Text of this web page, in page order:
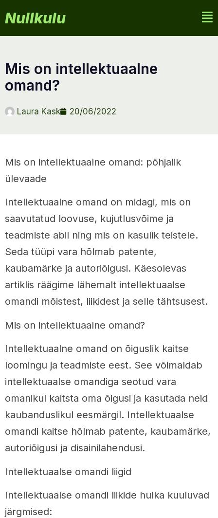
Nullkulu
mis on intellektuaalne
omand?
Laura Kask 20/06/2022
Mis on intellektuaalne omand: põhjalik
ülevaade
Intellektuaalne omand on midagi, mis on
saavutatud loovuse, kujutlusvõime ja
teadmiste abil ning mis on kasulik teistele.
Seda tüüpi vara hõlmab patente,
kaubamärke ja autoriõigusi. Käesolevas
artiklis räägime lähemalt intellektuaalse
omandi mõistest, liikidest ja selle tähtsusest.
Mis on intellektuaalne omand?
Intellektuaalne omand on õiguslik kaitse
loomingu ja teadmiste eest. See võimaldab
intellektuaalse omandiga seotud vara
omanikul kaitsta oma õigusi ja kasutada neid
kaubanduslikul eesmärgil. Intellektuaalse
omandi kaitse hõlmab patente, kaubamärke,
autoriõigusi ja disainilahendusi.
Intellektuaalse omandi liigid
Intellektuaalse omandi liikide hulka kuuluvad
järgmised: